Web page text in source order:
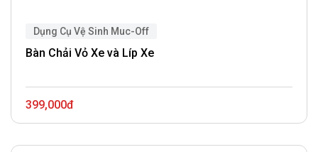
Dụng Cụ Vệ Sinh Muc-Off
Bàn Chải Vỏ Xe và Líp Xe
399,000đ